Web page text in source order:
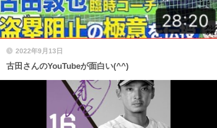
2022年9月13日
古田さんのYouTubeが面白い(^^)